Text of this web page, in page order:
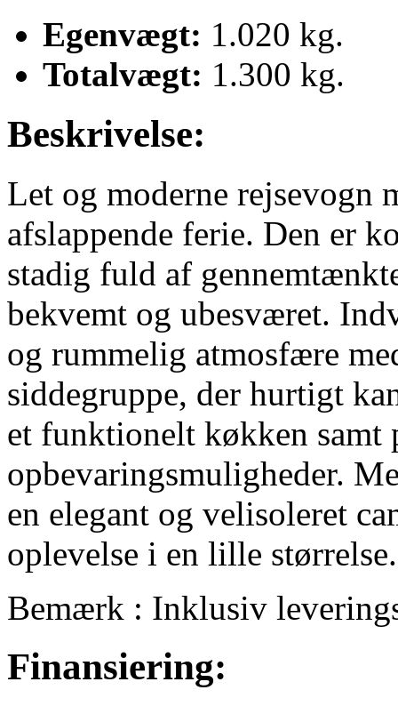
Egenvægt: 1.020 kg.
Totalvægt: 1.300 kg.
Beskrivelse:
Let og moderne rejsevogn
afslappende ferie. Den er
stadig fuld af
bekvemt og ubesværet.
og rummelig atmosfære
siddegruppe, der hurtigt
et funktionelt køkken samt
opbevaringsmuligheder.
en elegant og velisoleret
oplevelse i en lille størrelse.
Bemærk : Inklusiv
Finansiering: